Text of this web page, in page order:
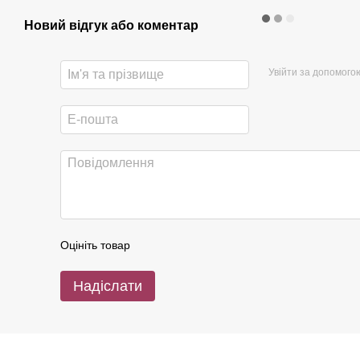
Новий відгук або коментар
Увійти за
Оцініть товар
Надіслати